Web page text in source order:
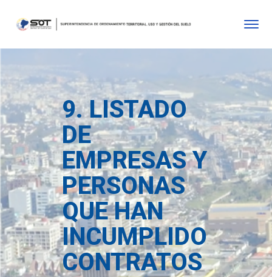
9. LISTADO
DE
EMPRESAS Y
PERSONAS
QUE HAN
INCUMPLIDO
CONTRATOS